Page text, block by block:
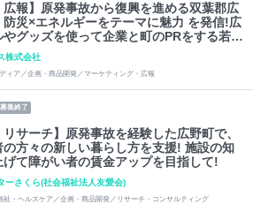
広報】原発事故から復興を進める双葉郡広
防災×エネルギーをテーマに魅力 を発信!広
やグッズを使って企業と町のPRをする若者
す!
株式会社
ィア／企画・商品開発／マーケティング・広報
募集終了
リサーチ】原発事故を経験した広野町で、
の方々の新しい暮らし方を支援! 施設の知
げて障がい者の賃金アップを目指して!
ーさくら(社会福祉法人友愛会)
祉・ヘルスケア／企画・商品開発／リサーチ・コンサルティング